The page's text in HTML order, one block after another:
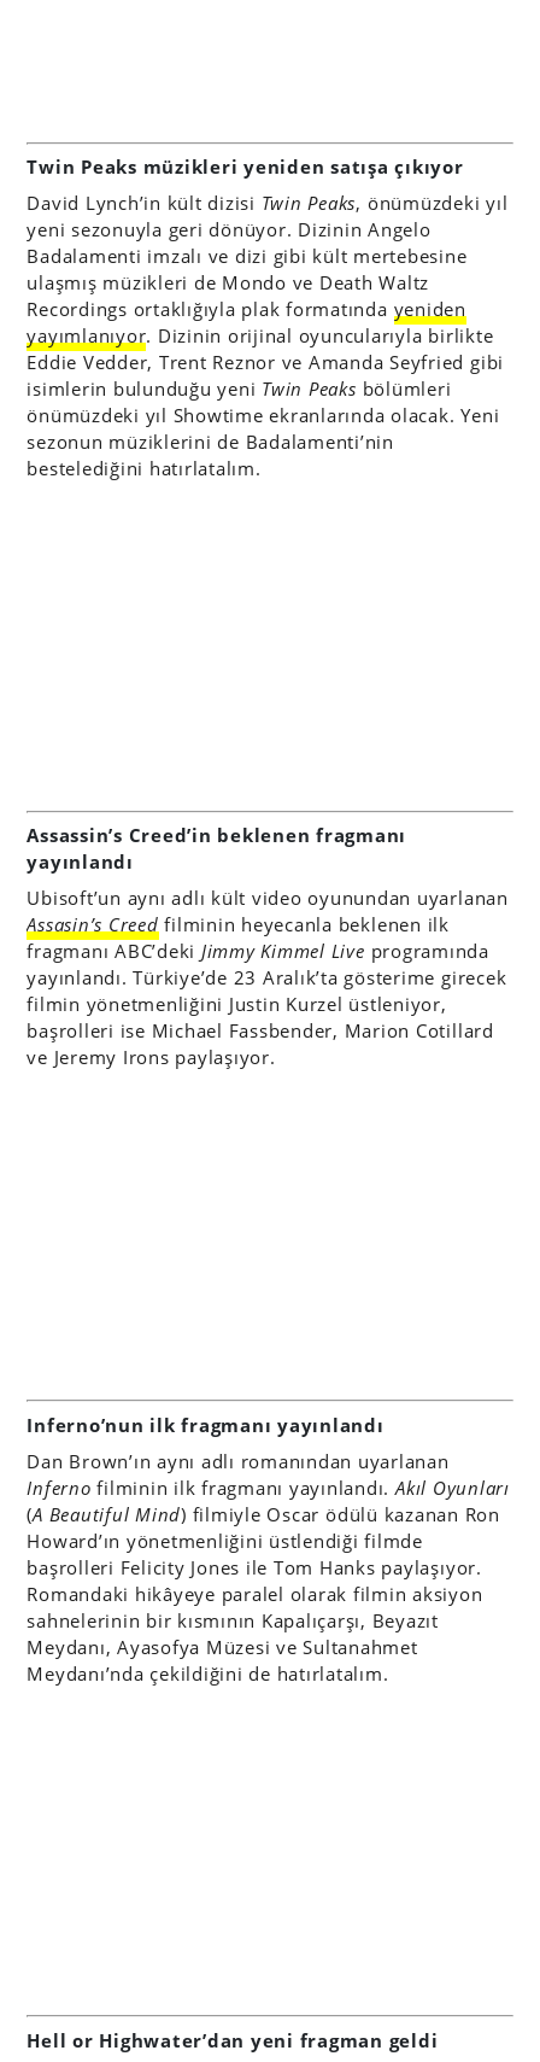
Twin Peaks müzikleri yeniden satışa çıkıyor
David Lynch’in kült dizisi Twin Peaks, önümüzdeki yıl
yeni sezonuyla geri dönüyor. Dizinin Angelo
Badalamenti imzalı ve dizi gibi kült mertebesine
ulaşmış müzikleri de Mondo ve Death Waltz
Recordings ortaklığıyla plak formatında yeniden
yayımlanıyor. Dizinin orijinal oyuncularıyla birlikte
Eddie Vedder, Trent Reznor ve Amanda Seyfried gibi
isimlerin bulunduğu yeni Twin Peaks bölümleri
önümüzdeki yıl Showtime ekranlarında olacak. Yeni
sezonun müziklerini de Badalamenti’nin
bestelediğini hatırlatalım.
Assassin’s Creed’in beklenen fragmanı
yayınlandı
Ubisoft’un aynı adlı kült video oyunundan uyarlanan
Assasin’s Creed filminin heyecanla beklenen ilk
fragmanı ABC’deki Jimmy Kimmel Live programında
yayınlandı. Türkiye’de 23 Aralık’ta gösterime girecek
filmin yönetmenliğini Justin Kurzel üstleniyor,
başrolleri ise Michael Fassbender, Marion Cotillard
ve Jeremy Irons paylaşıyor.
Inferno’nun ilk fragmanı yayınlandı
Dan Brown’ın aynı adlı romanından uyarlanan
Inferno filminin ilk fragmanı yayınlandı. Akıl Oyunları
(A Beautiful Mind) filmiyle Oscar ödülü kazanan Ron
Howard’ın yönetmenliğini üstlendiği filmde
başrolleri Felicity Jones ile Tom Hanks paylaşıyor.
Romandaki hikâyeye paralel olarak filmin aksiyon
sahnelerinin bir kısmının Kapalıçarşı, Beyazıt
Meydanı, Ayasofya Müzesi ve Sultanahmet
Meydanı’nda çekildiğini de hatırlatalım.
Hell or Highwater’dan yeni fragman geldi